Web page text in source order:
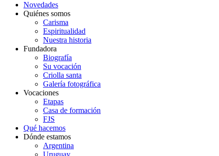
Novedades
Quiénes somos
Carisma
Espiritualidad
Nuestra historia
Fundadora
Biografía
Su vocación
Criolla santa
Galería fotográfica
Vocaciones
Etapas
Casa de formación
FJS
Qué hacemos
Dónde estamos
Argentina
Uruguay